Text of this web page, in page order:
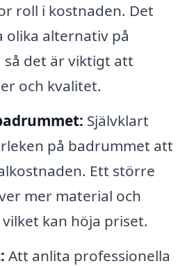
roll i kostnaden. Det
olika alternativ på
så det är viktigt att
och kvalitet.
Självklart
på badrummet att
Ett större
mer material och
kan höja priset.
Att anlita professionella